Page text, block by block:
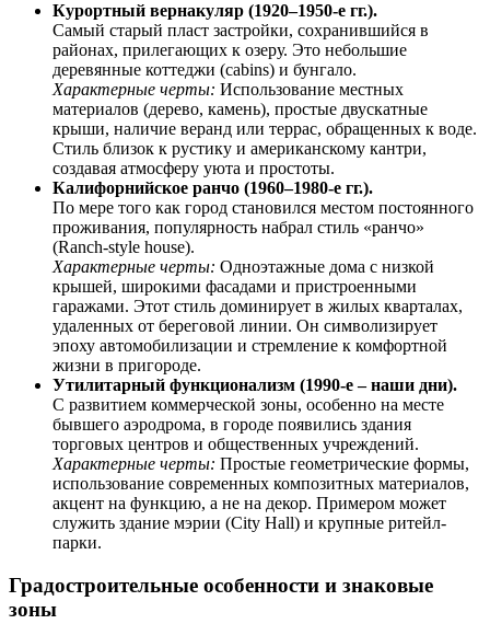
Курортный вернакуляр (1920–1950-е гг.).
Самый старый пласт застройки, сохранившийся в
районах, прилегающих к озеру. Это небольшие
деревянные коттеджи (cabins) и бунгало.
Характерные черты: Использование местных
материалов (дерево, камень), простые двускатные
крыши, наличие веранд или террас, обращенных к воде.
Стиль близок к рустику и американскому кантри,
создавая атмосферу уюта и простоты.
Калифорнийское ранчо (1960–1980-е гг.).
По мере того как город становился местом постоянного
проживания, популярность набрал стиль «ранчо»
(Ranch-style house).
Характерные черты: Одноэтажные дома с низкой
крышей, широкими фасадами и пристроенными
гаражами. Этот стиль доминирует в жилых кварталах,
удаленных от береговой линии. Он символизирует
эпоху автомобилизации и стремление к комфортной
жизни в пригороде.
Утилитарный функционализм (1990-е – наши дни).
С развитием коммерческой зоны, особенно на месте
бывшего аэродрома, в городе появились здания
торговых центров и общественных учреждений.
Характерные черты: Простые геометрические формы,
использование современных композитных материалов,
акцент на функцию, а не на декор. Примером может
служить здание мэрии (City Hall) и крупные ритейл-
парки.
Градостроительные особенности и знаковые
зоны